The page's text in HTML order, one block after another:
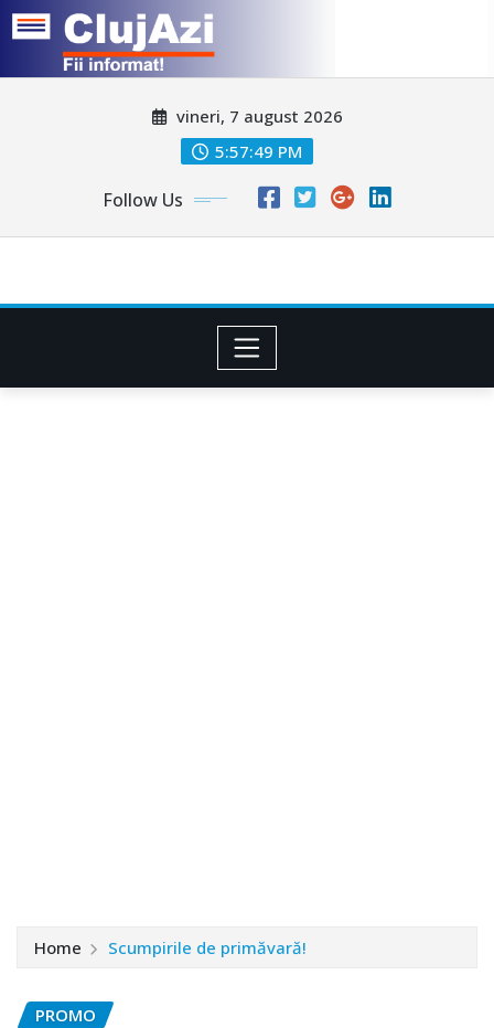
vineri, 7 august 2026
5:57:51 PM
Follow Us
Home Scumpirile de primăvară!
PROMO